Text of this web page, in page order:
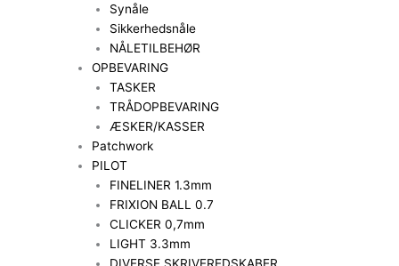
Synåle
Sikkerhedsnåle
NÅLETILBEHØR
OPBEVARING
TASKER
TRÅDOPBEVARING
ÆSKER/KASSER
Patchwork
PILOT
FINELINER 1.3mm
FRIXION BALL 0.7
CLICKER 0,7mm
LIGHT 3.3mm
DIVERSE SKRIVEREDSKABER